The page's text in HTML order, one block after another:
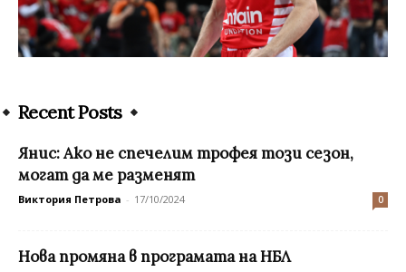
Recent Posts
Янис: Ако не спечелим трофея този сезон,
могат да ме разменят
Виктория Петрова - 17/10/2024 0
Нова промяна в програмата на НБЛ